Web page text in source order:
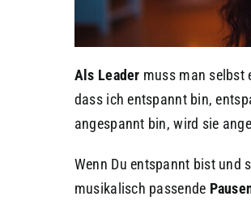
Als Leader muss man selbst
dass ich entspannt bin,
angespannt bin, wird sie
Wenn Du entspannt bist und
musikalisch passende